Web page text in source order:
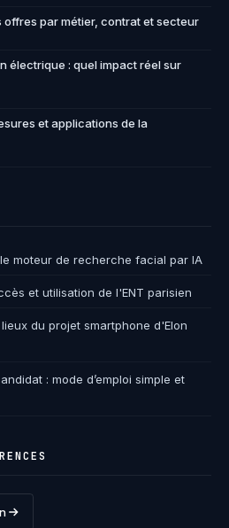
offres par métier, contrat et secteur
électrique : quel impact réel sur
et applications de la
moteur de recherche facial par IA
et utilisation de l'ENT parisien
du projet smartphone d'Elon
: mode d’emploi simple et